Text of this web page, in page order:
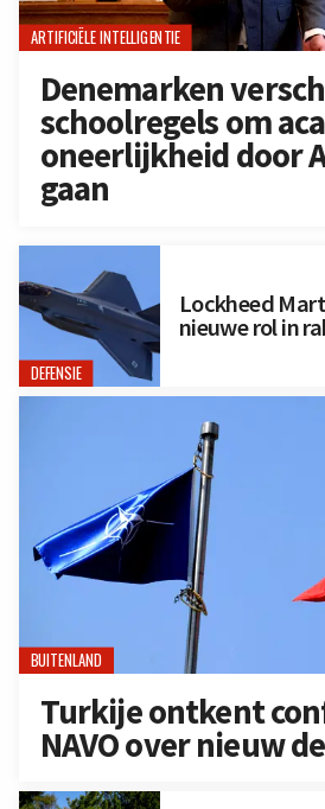
ARTIFICIËLE INTELLIGENTIE
Denemarken
schoolregels om
oneerlijkheid door
gaan
DEFENSIE
Lockheed
nieuwe rol in
BUITENLAND
Turkije ontkent
NAVO over nieuw